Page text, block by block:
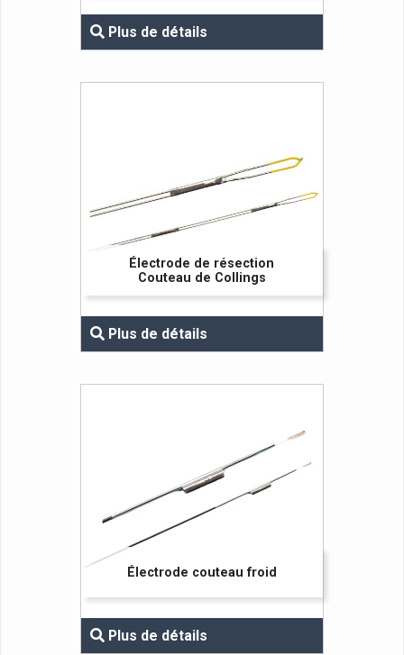
Plus de détails
Électrode de résection
Couteau de Collings
Plus de détails
Électrode couteau froid
Plus de détails